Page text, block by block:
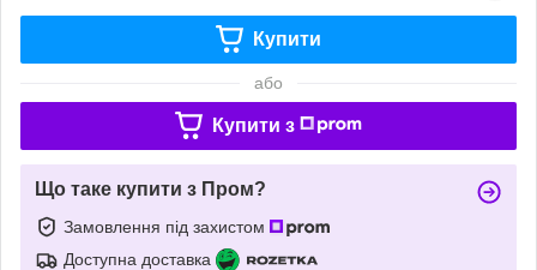
Купити
або
Купити з
Що таке купити з Пром?
Замовлення під захистом
Доступна доставка